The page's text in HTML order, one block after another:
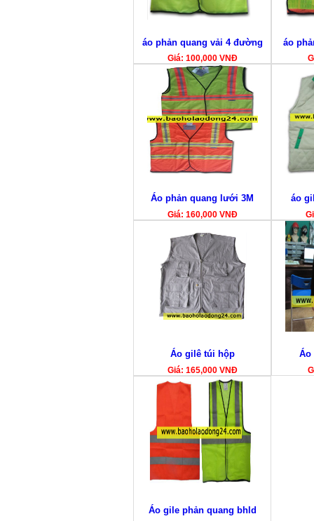
áo phản quang vải 4 đường
Giá: 100,000 VNĐ
áo
Áo phản quang lưới 3M
Giá: 160,000 VNĐ
áo
Áo gilê túi hộp
Giá: 165,000 VNĐ
Áo
Áo gile phản quang bhld